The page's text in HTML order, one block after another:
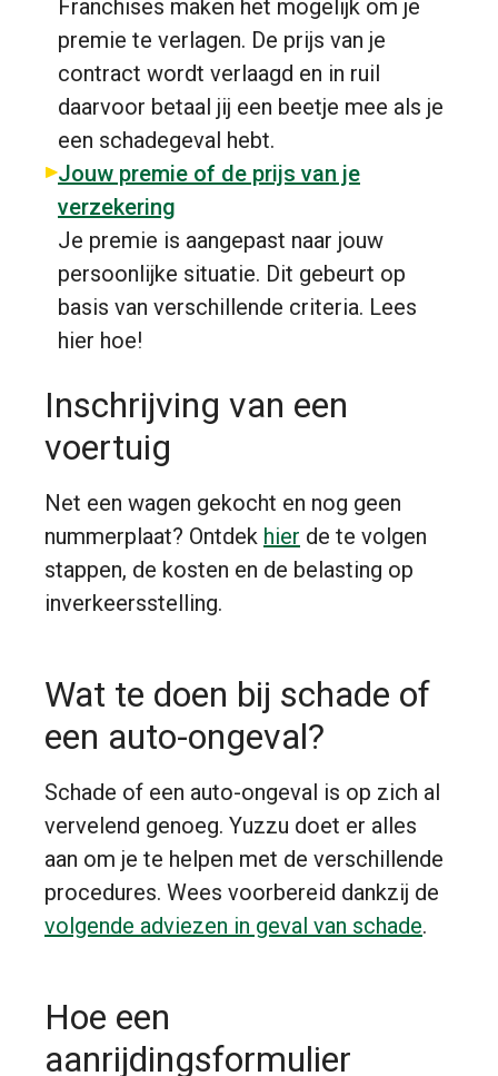
Franchises maken het mogelijk om je
premie te verlagen. De prijs van je
contract wordt verlaagd en in ruil
daarvoor betaal jij een beetje mee als je
een schadegeval hebt.
Jouw premie of de prijs van je
verzekering
Je premie is aangepast naar jouw
persoonlijke situatie. Dit gebeurt op
basis van verschillende criteria. Lees
hier hoe!
Inschrijving van een
voertuig
Net een wagen gekocht en nog geen
nummerplaat? Ontdek hier de te volgen
stappen, de kosten en de belasting op
inverkeersstelling.
Wat te doen bij schade of
een auto-ongeval?
Schade of een auto-ongeval is op zich al
vervelend genoeg. Yuzzu doet er alles
aan om je te helpen met de verschillende
procedures. Wees voorbereid dankzij de
volgende adviezen in geval van schade.
Hoe een
aanrijdingsformulier